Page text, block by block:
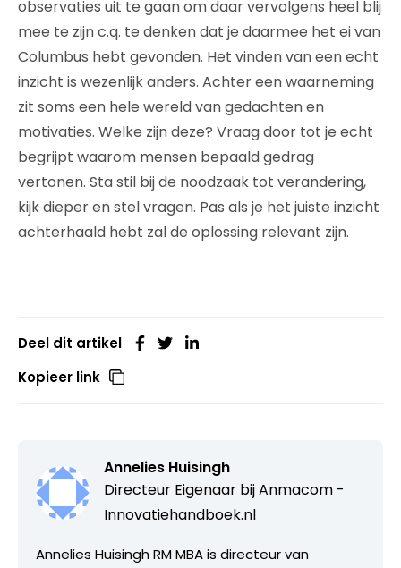
observaties uit te gaan om daar vervolgens heel blij
mee te zijn c.q. te denken dat je daarmee het ei van
Columbus hebt gevonden. Het vinden van een echt
inzicht is wezenlijk anders. Achter een waarneming
zit soms een hele wereld van gedachten en
motivaties. Welke zijn deze? Vraag door tot je echt
begrijpt waarom mensen bepaald gedrag
vertonen. Sta stil bij de noodzaak tot verandering,
kijk dieper en stel vragen. Pas als je het juiste inzicht
achterhaald hebt zal de oplossing relevant zijn.
Deel dit artikel
Kopieer link
Annelies Huisingh
Directeur Eigenaar bijAnmacom -
Innovatiehandboek.nl
Annelies Huisingh RM MBA is directeur van